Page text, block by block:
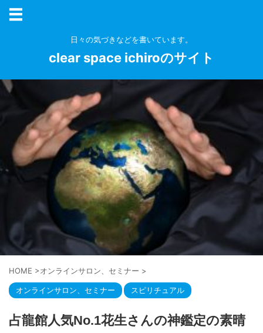
日々の気づきなどを書いています。
clear space ichiroのサイト
HOME >オンラインサロン、セミナー >
オンラインサロン、セミナー スピリチュアル
占龍館人気No.1花生さんの神鑑定の素晴